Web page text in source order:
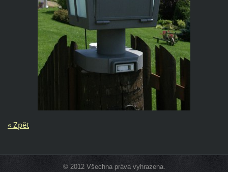
« Zpět
© 2012 Všechna práva vyhrazena.